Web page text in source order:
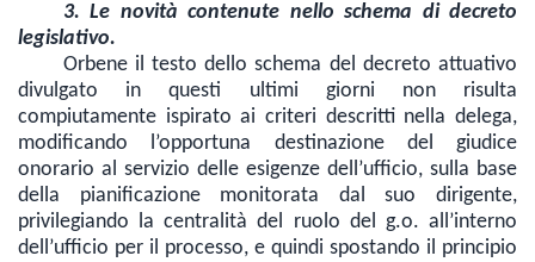
3. Le novità contenute nello schema di decreto
legislativo.
Orbene il testo dello schema del decreto attuativo
divulgato in questi ultimi giorni non risulta
compiutamente ispirato ai criteri descritti nella delega,
modificando l’opportuna destinazione del giudice
onorario al servizio delle esigenze dell’ufficio, sulla base
della pianificazione monitorata dal suo dirigente,
privilegiando la centralità del ruolo del g.o. all’interno
dell’ufficio per il processo, e quindi spostando il principio